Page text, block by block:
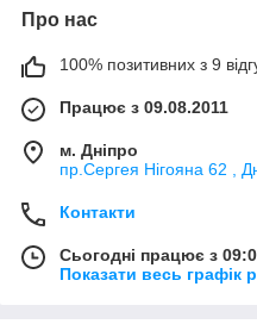
Про нас
100% позитивних з 9
Працює з 09.08.2011
м. Дніпро
пр.Сергея Нігояна 62 ,
Контакти
Сьогодні працює з
Показати весь графік